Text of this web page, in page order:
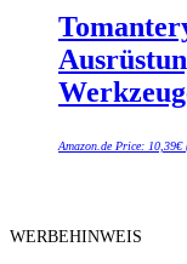
Amazon.de Price: 10,39€
WERBEHINWEIS